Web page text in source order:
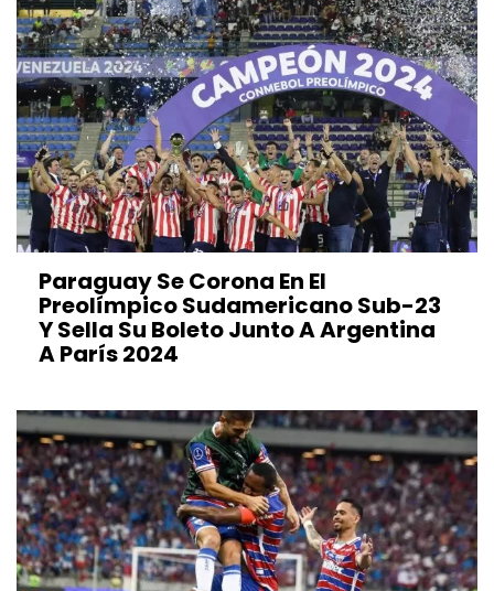
Paraguay Se Corona En El
Preolímpico Sudamericano Sub-23
Y Sella Su Boleto Junto A Argentina
A París 2024